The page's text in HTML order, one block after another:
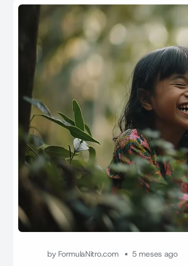
by FormulaNitro.com 5 meses ago